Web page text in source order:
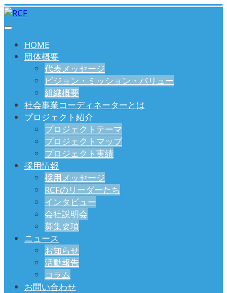
HOME
団体概要
代表メッセージ
ビジョン・ミッション・バリュー
組織概要
社会事業コーディネーターとは
プロジェクト紹介
プロジェクトテーマ
プロジェクトマップ
プロジェクト実績
採用情報
採用メッセージ
RCFのリーダーたち
インタビュー
会社説明会
募集要項
ニュース
お知らせ
活動報告
コラム
お問い合わせ